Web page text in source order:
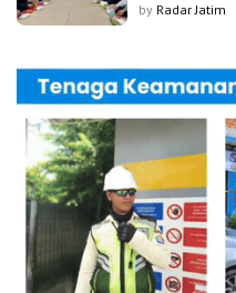
by Radar Jatim